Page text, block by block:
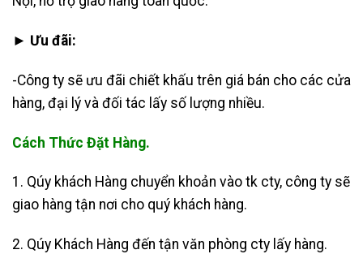
► Ưu đãi:
-Công ty sẽ ưu đãi chiết khấu trên giá bán cho các cửa
hàng, đại lý và đối tác lấy số lượng nhiều.
Cách Thức Đặt Hàng.
1. Qúy khách Hàng chuyển khoản vào tk cty, công ty sẽ
giao hàng tận nơi cho quý khách hàng.
2. Qúy Khách Hàng đến tận văn phòng cty lấy hàng.